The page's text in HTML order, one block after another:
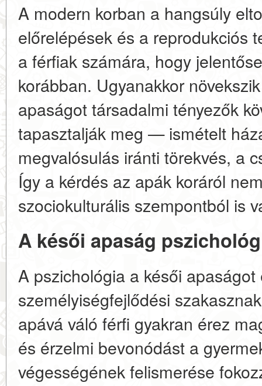
A modern korban a hangsúly
előrelépések és a reprodukciós
a férfiak számára, hogy
korábban. Ugyanakkor
apaságot társadalmi tényezők
tapasztalják meg — ismételt
megvalósulás iránti törekvés, a
Így a kérdés az apák koráról
szociokulturális szempontból is
A késői apaság
A pszichológia a késői
személyiségfejlődési
apává váló férfi gyakran érez
és érzelmi bevonódást a
végességének felismerése